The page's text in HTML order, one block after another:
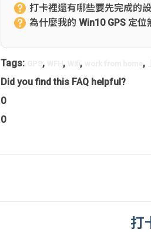
打卡裡還有哪些要先完成的
為什麼我的 Win10 GPS 定位
Tags: , , , ,
Did you find this FAQ helpful?
0
0
打